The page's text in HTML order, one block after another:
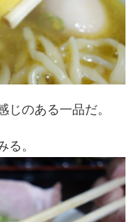
じのある一品だ。
。